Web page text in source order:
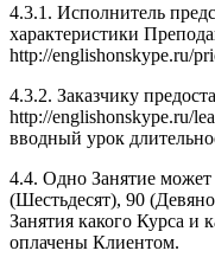
4.3.1. Исполнитель
характеристики
http://englishonskype.ru/
4.3.2. Заказчику
http://englishonskype.ru/
вводный урок
4.4. Одно Занятие может
(Шестьдесят), 90
Занятия какого Курса и
оплачены Клиентом.